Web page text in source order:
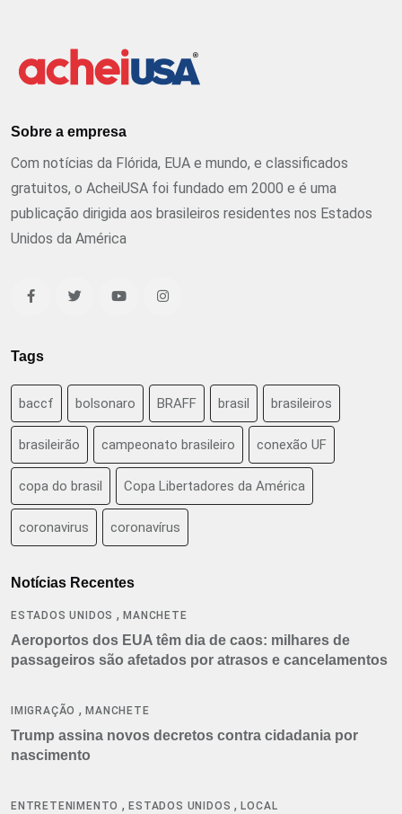
Sobre a empresa
Com notícias da Flórida, EUA e mundo, e classificados
gratuitos, o AcheiUSA foi fundado em 2000 e é uma
publicação dirigida aos brasileiros residentes nos Estados
Unidos da América
Tags
baccf bolsonaro BRAFF brasil brasileiros
brasileirão campeonato brasileiro conexão UF
copa do brasil Copa Libertadores da América
coronavirus coronavírus
Notícias Recentes
ESTADOS UNIDOS ,MANCHETE
Aeroportos dos EUA têm dia de caos: milhares de
passageiros são afetados por atrasos e cancelamentos
IMIGRAÇÃO ,MANCHETE
Trump assina novos decretos contra cidadania por
nascimento
ENTRETENIMENTO ,ESTADOS UNIDOS ,LOCAL